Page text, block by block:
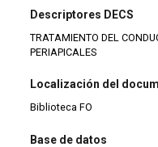
Descriptores DECS
TRATAMIENTO DEL
PERIAPICALES
Localización del
Biblioteca FO
Base de datos